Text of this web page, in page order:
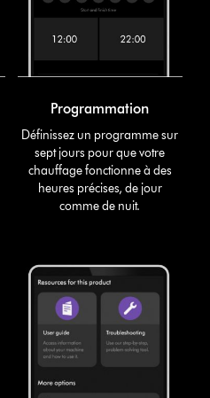
Programmation
Définissez un programme sur
sept jours pour que votre
chauffage fonctionne à des
heures précises, de jour
comme de nuit.